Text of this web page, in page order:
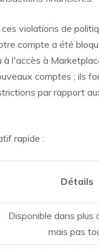
violations de
compte a été
à l'accès à
comptes ; ils
par rapport
rapide :
Détails
Disponible dans plus
mais pas